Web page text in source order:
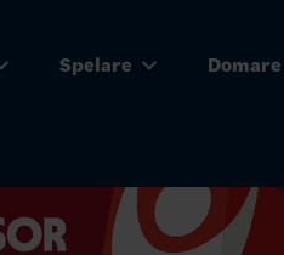
Spelare Domare